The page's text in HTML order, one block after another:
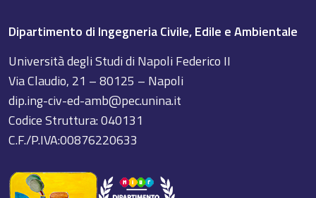
Dipartimento di Ingegneria Civile, Edile e Ambientale
Università degli Studi di Napoli Federico II
Via Claudio, 21 – 80125 – Napoli
dip.ing-civ-ed-amb@pec.unina.it
Codice Struttura: 040131
C.F./P.IVA:00876220633